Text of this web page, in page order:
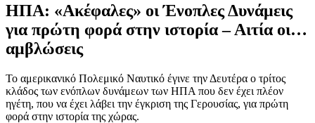
ΗΠΑ: «Ακέφαλες» οι Ένοπλες Δυνάμεις
για πρώτη φορά στην ιστορία – Αιτία οι…
αμβλώσεις
Το αμερικανικό Πολεμικό Ναυτικό έγινε την Δευτέρα ο τρίτος
κλάδος των ενόπλων δυνάμεων των ΗΠΑ που δεν έχει πλέον
ηγέτη, που να έχει λάβει την έγκριση της Γερουσίας, για πρώτη
φορά στην ιστορία της χώρας.